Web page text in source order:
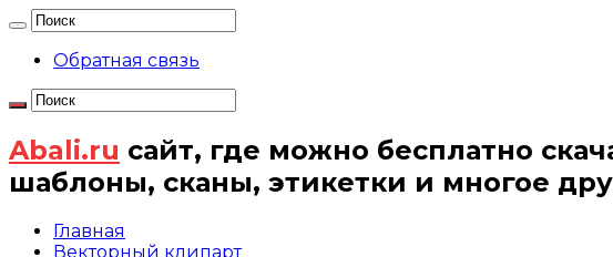
Обратная связь
Abali.ru сайт, где можно бесплатно
шаблоны, сканы, этикетки и многое
Главная
Векторный клипарт